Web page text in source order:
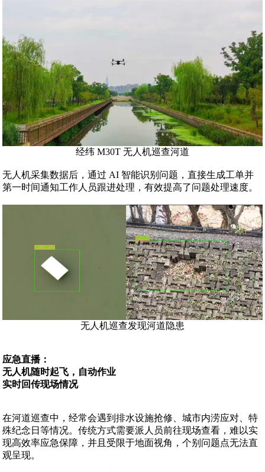
经纬 M30T 无人机巡查河道
无人机采集数据后，通过 AI 智能识别问题，直接生成工单并
第一时间通知工作人员跟进处理，有效提高了问题处理速度。
无人机巡查发现河道隐患
应急直播：
无人机随时起飞，自动作业
实时回传现场情况
在河道巡查中，经常会遇到排水设施抢修、城市内涝应对、特
殊纪念日等情况。传统方式需要派人员前往现场查看，难以实
现高效率应急保障，并且受限于地面视角，个别问题点无法直
观呈现。